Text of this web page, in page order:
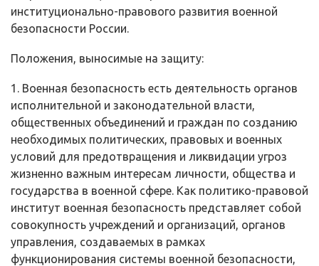
институционально-правового раз­вития военной
безопасности России.
Положения, выносимые на защиту:
1. Военная безопасность есть деятельность органов
исполнительной и законодательной власти,
общественных объединений и граждан по созданию
необходимых политических, правовых и военных
условий для предотвраще­ния и ликвидации угроз
жизненно важным интересам личности, общества и
государства в военной сфере. Как политико-правовой
институт военная безо­пасность представляет собой
совокупность учреждений и организаций, орга­нов
управления, создаваемых в рамках
функционирования системы военной безопасности,